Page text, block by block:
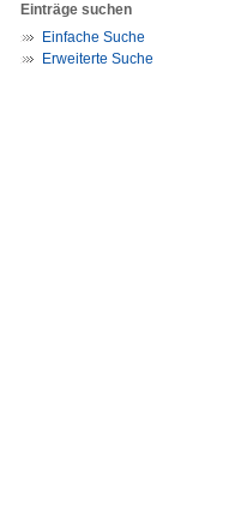
Einträge suchen
Einfache Suche
Erweiterte Suche